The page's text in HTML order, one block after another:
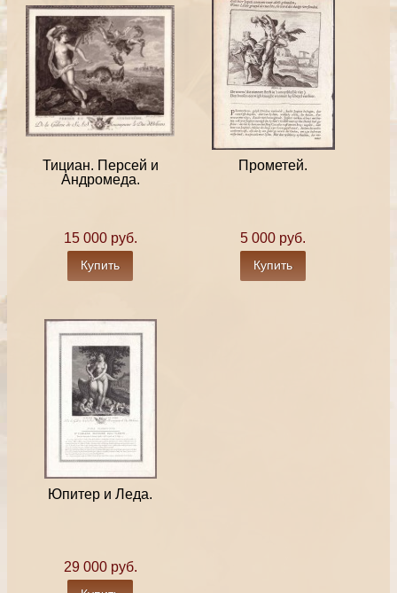
Тициан. Персей и
Андромеда.
15 000 руб.
Купить
Прометей.
5 000 руб.
Купить
Юпитер и Леда.
29 000 руб.